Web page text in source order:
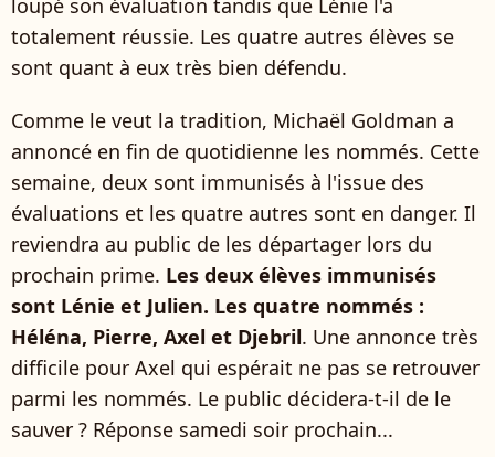
loupé son évaluation tandis que Lénie l'a
totalement réussie. Les quatre autres élèves se
sont quant à eux très bien défendu.
Comme le veut la tradition, Michaël Goldman a
annoncé en fin de quotidienne les nommés. Cette
semaine, deux sont immunisés à l'issue des
évaluations et les quatre autres sont en danger. Il
reviendra au public de les départager lors du
prochain prime. Les deux élèves immunisés
sont Lénie et Julien. Les quatre nommés :
Héléna, Pierre, Axel et Djebril. Une annonce très
difficile pour Axel qui espérait ne pas se retrouver
parmi les nommés. Le public décidera-t-il de le
sauver ? Réponse samedi soir prochain...